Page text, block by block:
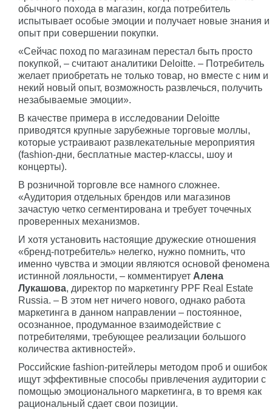
обычного похода в магазин, когда потребитель
испытывает особые эмоции и получает новые знания и
опыт при совершении покупки.
«Сейчас поход по магазинам перестал быть просто
покупкой, – считают аналитики Deloitte. – Потребитель
желает приобретать не только товар, но вместе с ним и
некий новый опыт, возможность развлечься, получить
незабываемые эмоции».
В качестве примера в исследовании Deloitte
приводятся крупные зарубежные торговые моллы,
которые устраивают развлекательные мероприятия
(fashion-дни, бесплатные мастер-классы, шоу и
концерты).
В розничной торговле все намного сложнее.
«Аудитория отдельных брендов или магазинов
зачастую четко сегментирована и требует точечных
проверенных механизмов.
И хотя установить настоящие дружеские отношения
«бренд-потребитель» нелегко, нужно помнить, что
именно чувства и эмоции являются основой феномена
истинной лояльности, – комментирует Алена
Лукашова, директор по маркетингу PPF Real Estate
Russia. – В этом нет ничего нового, однако работа
маркетинга в данном направлении – постоянное,
осознанное, продуманное взаимодействие с
потребителями, требующее реализации большого
количества активностей».
Российские fashion-ритейлеры методом проб и ошибок
ищут эффективные способы привлечения аудитории с
помощью эмоционального маркетинга, в то время как
рациональный сдает свои позиции.